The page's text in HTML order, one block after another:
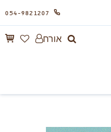
054-9821207
אורח